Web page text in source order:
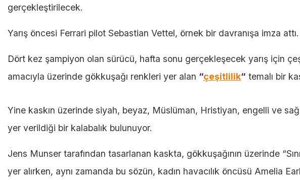
gerçekleştirilecek.
Yarış öncesi Ferrari pilot Sebastian Vettel, örnek bir davranışa imza attı.
Dört kez şampiyon olan sürücü, hafta sonu gerçekleşecek yarış için
amacıyla üzerinde gökkuşağı renkleri yer alan “çeşitlilik“ temalı bir
Yine kaskın üzerinde siyah, beyaz, Müslüman, Hristiyan, engelli ve
yer verildiği bir kalabalık bulunuyor.
Jens Munser tarafından tasarlanan kaskta, gökkuşağının üzerinde
yer alırken, aynı zamanda bu sözün, kadın havacılık öncüsü Amelia